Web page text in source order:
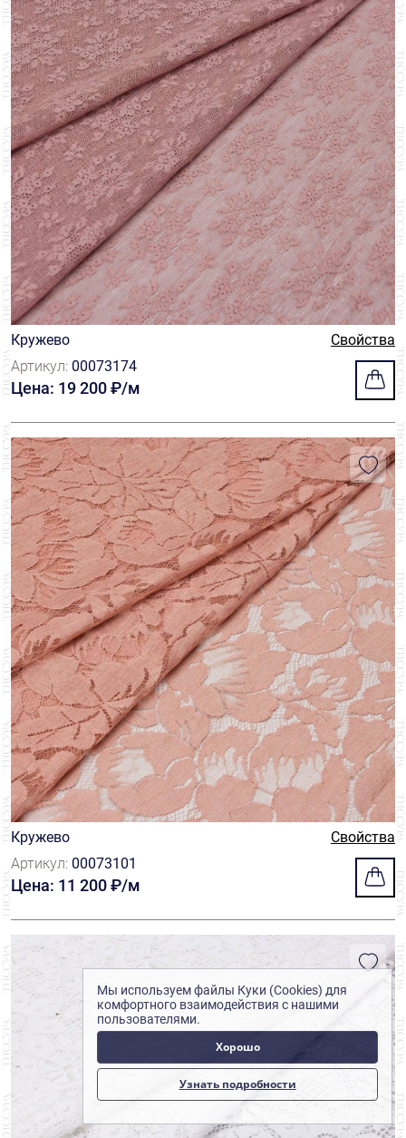
Кружево
Свойства
Артикул: 00073174
Цена: 19 200 ₽/м
Кружево
Свойства
Артикул: 00073101
Цена: 11 200 ₽/м
Мы используем файлы Куки (Cookies) для
комфортного взаимодействия с нашими
пользователями.
Хорошо
Узнать подробности